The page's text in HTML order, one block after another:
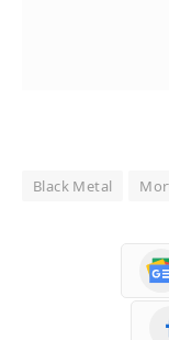
Black Metal